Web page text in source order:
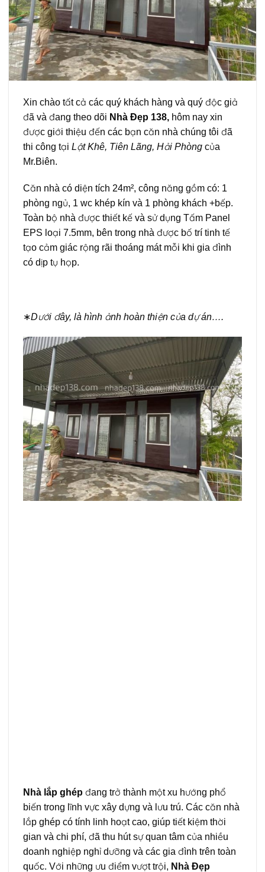
Xin chào tất cả các quý khách hàng và quý độc giả
đã và đang theo dõi Nhà Đẹp 138, hôm nay xin
được giới thiệu đến các bạn căn nhà chúng tôi đã
thi công tại Lật Khê, Tiên Lãng, Hải Phòng của
Mr.Biên.
Căn nhà có diện tích 24m², công năng gồm có: 1
phòng ngủ, 1 wc khép kín và 1 phòng khách +bếp.
Toàn bộ nhà được thiết kế và sử dụng Tấm Panel
EPS loại 7.5mm, bên trong nhà được bố trí tinh tế
tạo cảm giác rộng rãi thoáng mát mỗi khi gia đình
có dịp tụ họp.
∗Dưới đây, là hình ảnh hoàn thiện của dự án….
Nhà lắp ghép đang trở thành một xu hướng phổ
biến trong lĩnh vực xây dựng và lưu trú. Các căn nhà
lắp ghép có tính linh hoạt cao, giúp tiết kiệm thời
gian và chi phí, đã thu hút sự quan tâm của nhiều
doanh nghiệp nghỉ dưỡng và các gia đình trên toàn
quốc. Với những ưu điểm vượt trội, Nhà Đẹp